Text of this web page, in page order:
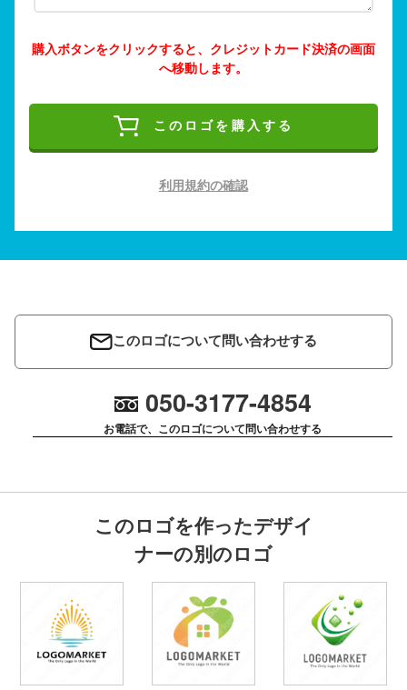
購入ボタンをクリックすると、クレジットカード決済の画面
へ移動します。
このロゴを購入する
利用規約の確認
このロゴについて問い合わせする
050-3177-4854
お電話で、このロゴについて問い合わせする
このロゴを作ったデザイ
ナーの別のロゴ